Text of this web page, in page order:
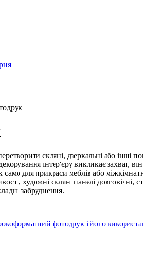
скляні, дзеркальні або інші
інтер'єру викликає захват,
само для прикраси меблів або
художні скляні панелі
забруднення.
фотодрук і його